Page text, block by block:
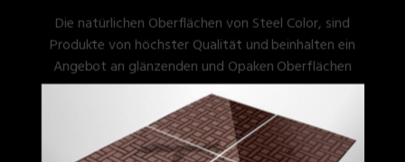
Die natürlichen Oberflächen von Steel Color, sind
Produkte von höchster Qualität und beinhalten ein
Angebot an glänzenden und Opaken Oberflächen